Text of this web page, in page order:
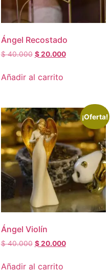
Ángel Recostado
$40.000 $20.000
Añadir al carrito
¡Oferta!
Ángel Violín
$40.000 $20.000
Añadir al carrito